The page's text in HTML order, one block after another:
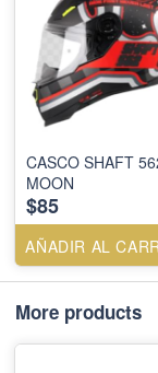
CASCO SHAFT
MOON
$85
AÑADIR AL
More products